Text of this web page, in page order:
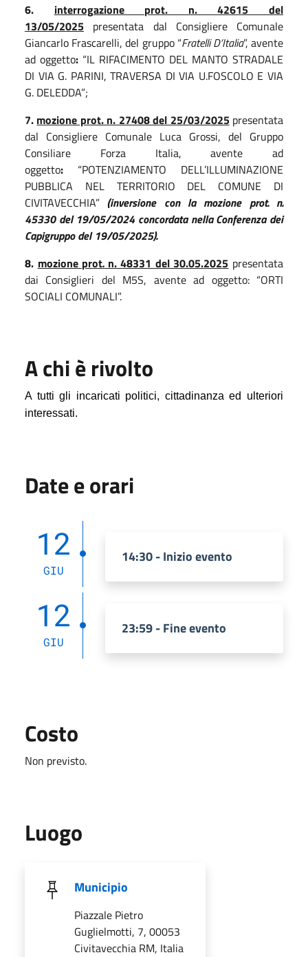
6.
interrogazione prot. n. 42615 del
13/05/2025 presentata dal Consigliere Comunale
Giancarlo Frascarelli, del gruppo “Fratelli D’Italia”, avente
ad oggetto: “IL RIFACIMENTO DEL MANTO STRADALE
DI VIA G. PARINI, TRAVERSA DI VIA U.FOSCOLO E VIA
G. DELEDDA”;
7. mozione prot. n. 27408 del 25/03/2025 presentata
dal Consigliere Comunale Luca Grossi, del Gruppo
Consiliare Forza Italia, avente ad
oggetto: “POTENZIAMENTO DELL’ILLUMINAZIONE
PUBBLICA NEL TERRITORIO DEL COMUNE DI
CIVITAVECCHIA”(inversione con la mozione prot. n.
45330 del 19/05/2024 concordata nella Conferenza dei
Capigruppo del 19/05/2025).
8. mozione prot.n. 48331 del 30.05.2025 presentata
dai Consiglieri del M5S, avente ad oggetto: “ORTI
SOCIALI COMUNALI”.
A chi è rivolto
A tutti gli incaricati politici, cittadinanza ed ulteriori
interessati.
Date e orari
12
GIU
14:30 - Inizio evento
12
GIU
23:59 - Fine evento
Costo
Non previsto.
Luogo
Municipio
Piazzale Pietro
Guglielmotti, 7, 00053
Civitavecchia RM, Italia